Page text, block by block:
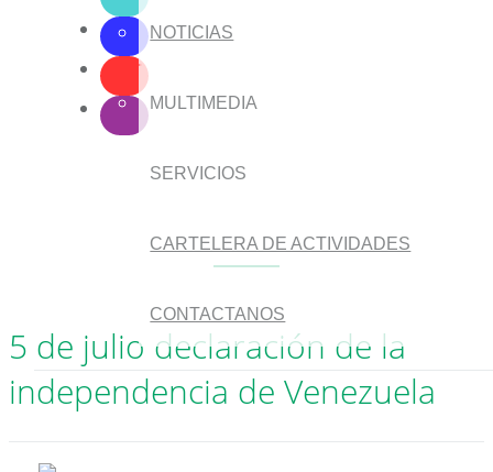
NOTICIAS
MULTIMEDIA
SERVICIOS
CARTELERA DE ACTIVIDADES
CONTACTANOS
5 de julio declaración de la
independencia de Venezuela